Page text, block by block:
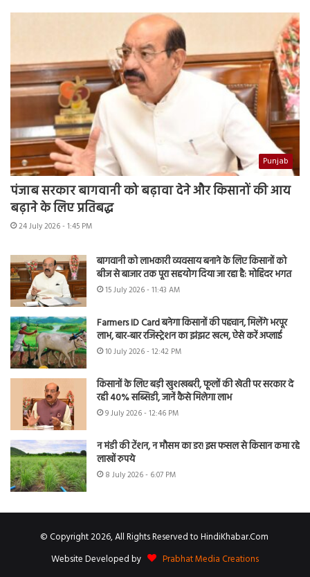
Punjab
पंजाब सरकार बागवानी को बढ़ावा देने और किसानों की आय
बढ़ाने के लिए प्रतिबद्ध
24 July 2026 - 1:45 PM
बागवानी को लाभकारी व्यवसाय बनाने के लिए किसानों को
बीज से बाजार तक पूरा सहयोग दिया जा रहा है: मोहिंदर भगत
15 July 2026 - 11:43 AM
Farmers ID Card बनेगा किसानों की पहचान, मिलेंगे भरपूर
लाभ, बार-बार रजिस्ट्रेशन का झंझट खत्म, ऐसे करें अप्लाई
10 July 2026 - 12:42 PM
किसानों के लिए बड़ी खुशखबरी, फूलों की खेती पर सरकार दे
रही 40% सब्सिडी, जानें कैसे मिलेगा लाभ
9 July 2026 - 12:46 PM
न मंडी की टेंशन, न मौसम का डर! इस फसल से किसान कमा रहे
लाखों रुपये
8 July 2026 - 6:07 PM
© Copyright 2026, All Rights Reserved to HindiKhabar.Com
Website Developed by
Prabhat Media Creations